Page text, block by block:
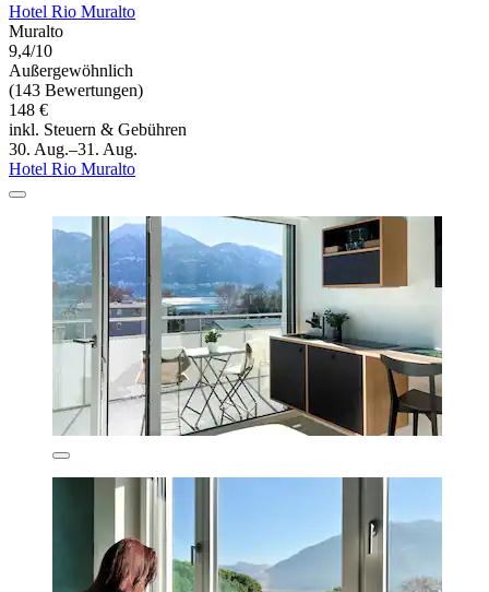
Hotel Rio Muralto
Muralto
9,4/10
Außergewöhnlich
(143 Bewertungen)
148 €
inkl. Steuern & Gebühren
30. Aug.–31. Aug.
Hotel Rio Muralto